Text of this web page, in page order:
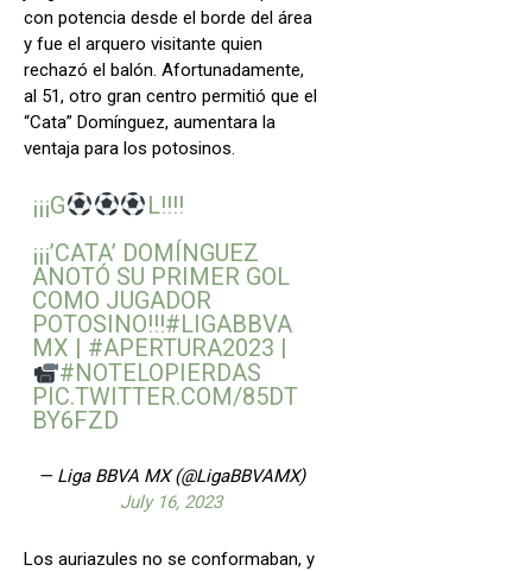
con potencia desde el borde del área
y fue el arquero visitante quien
rechazó el balón. Afortunadamente,
al 51, otro gran centro permitió que el
“Cata” Domínguez, aumentara la
ventaja para los potosinos.
¡¡¡G
L!!!!
¡¡¡’CATA’ DOMÍNGUEZ
ANOTÓ SU PRIMER GOL
COMO JUGADOR
POTOSINO!!!#LIGABBVA
MX | #APERTURA2023 |
#NOTELOPIERDAS
PIC.TWITTER.COM/85DT
BY6FZD
— Liga BBVA MX (@LigaBBVAMX)
July 16, 2023
Los auriazules no se conformaban, y